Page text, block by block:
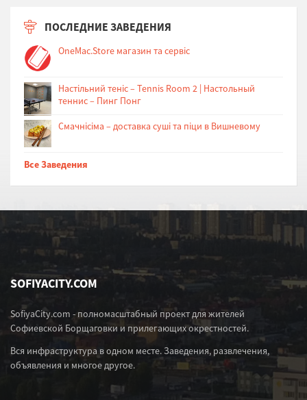
ПОСЛЕДНИЕ ЗАВЕДЕНИЯ
OneMac.Store магазин та сервіс
Настільний теніс – Tennis Room 2 | Настольный
теннис – Пинг Понг
Cмачнісіма – доставка суші та піци в Вишневому
Все Заведения
SOFIYACITY.COM
SofiyaCity.com - полномасштабный проект для жителей
Софиевской Борщаговки и прилегающих окрестностей.
Вся инфраструктура в одном месте. Заведения, развлечения,
объявления и многое другое.